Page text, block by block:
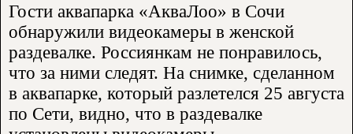
Гости аквапарка «АкваЛоо» в Сочи
обнаружили видеокамеры в женской
раздевалке. Россиянкам не понравилось,
что за ними следят. На снимке, сделанном
в аквапарке, который разлетелся 25 августа
по Сети, видно, что в раздевалке